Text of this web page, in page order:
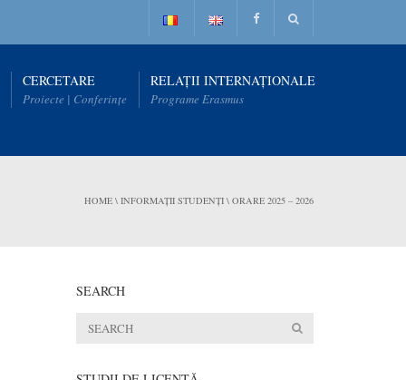
CERCETARE
Proiecte | Conferințe
RELAȚII INTERNAȚIONALE
Programe Erasmus
HOME \ INFORMAȚII STUDENȚI \ ORARE 2025 – 2026
SEARCH